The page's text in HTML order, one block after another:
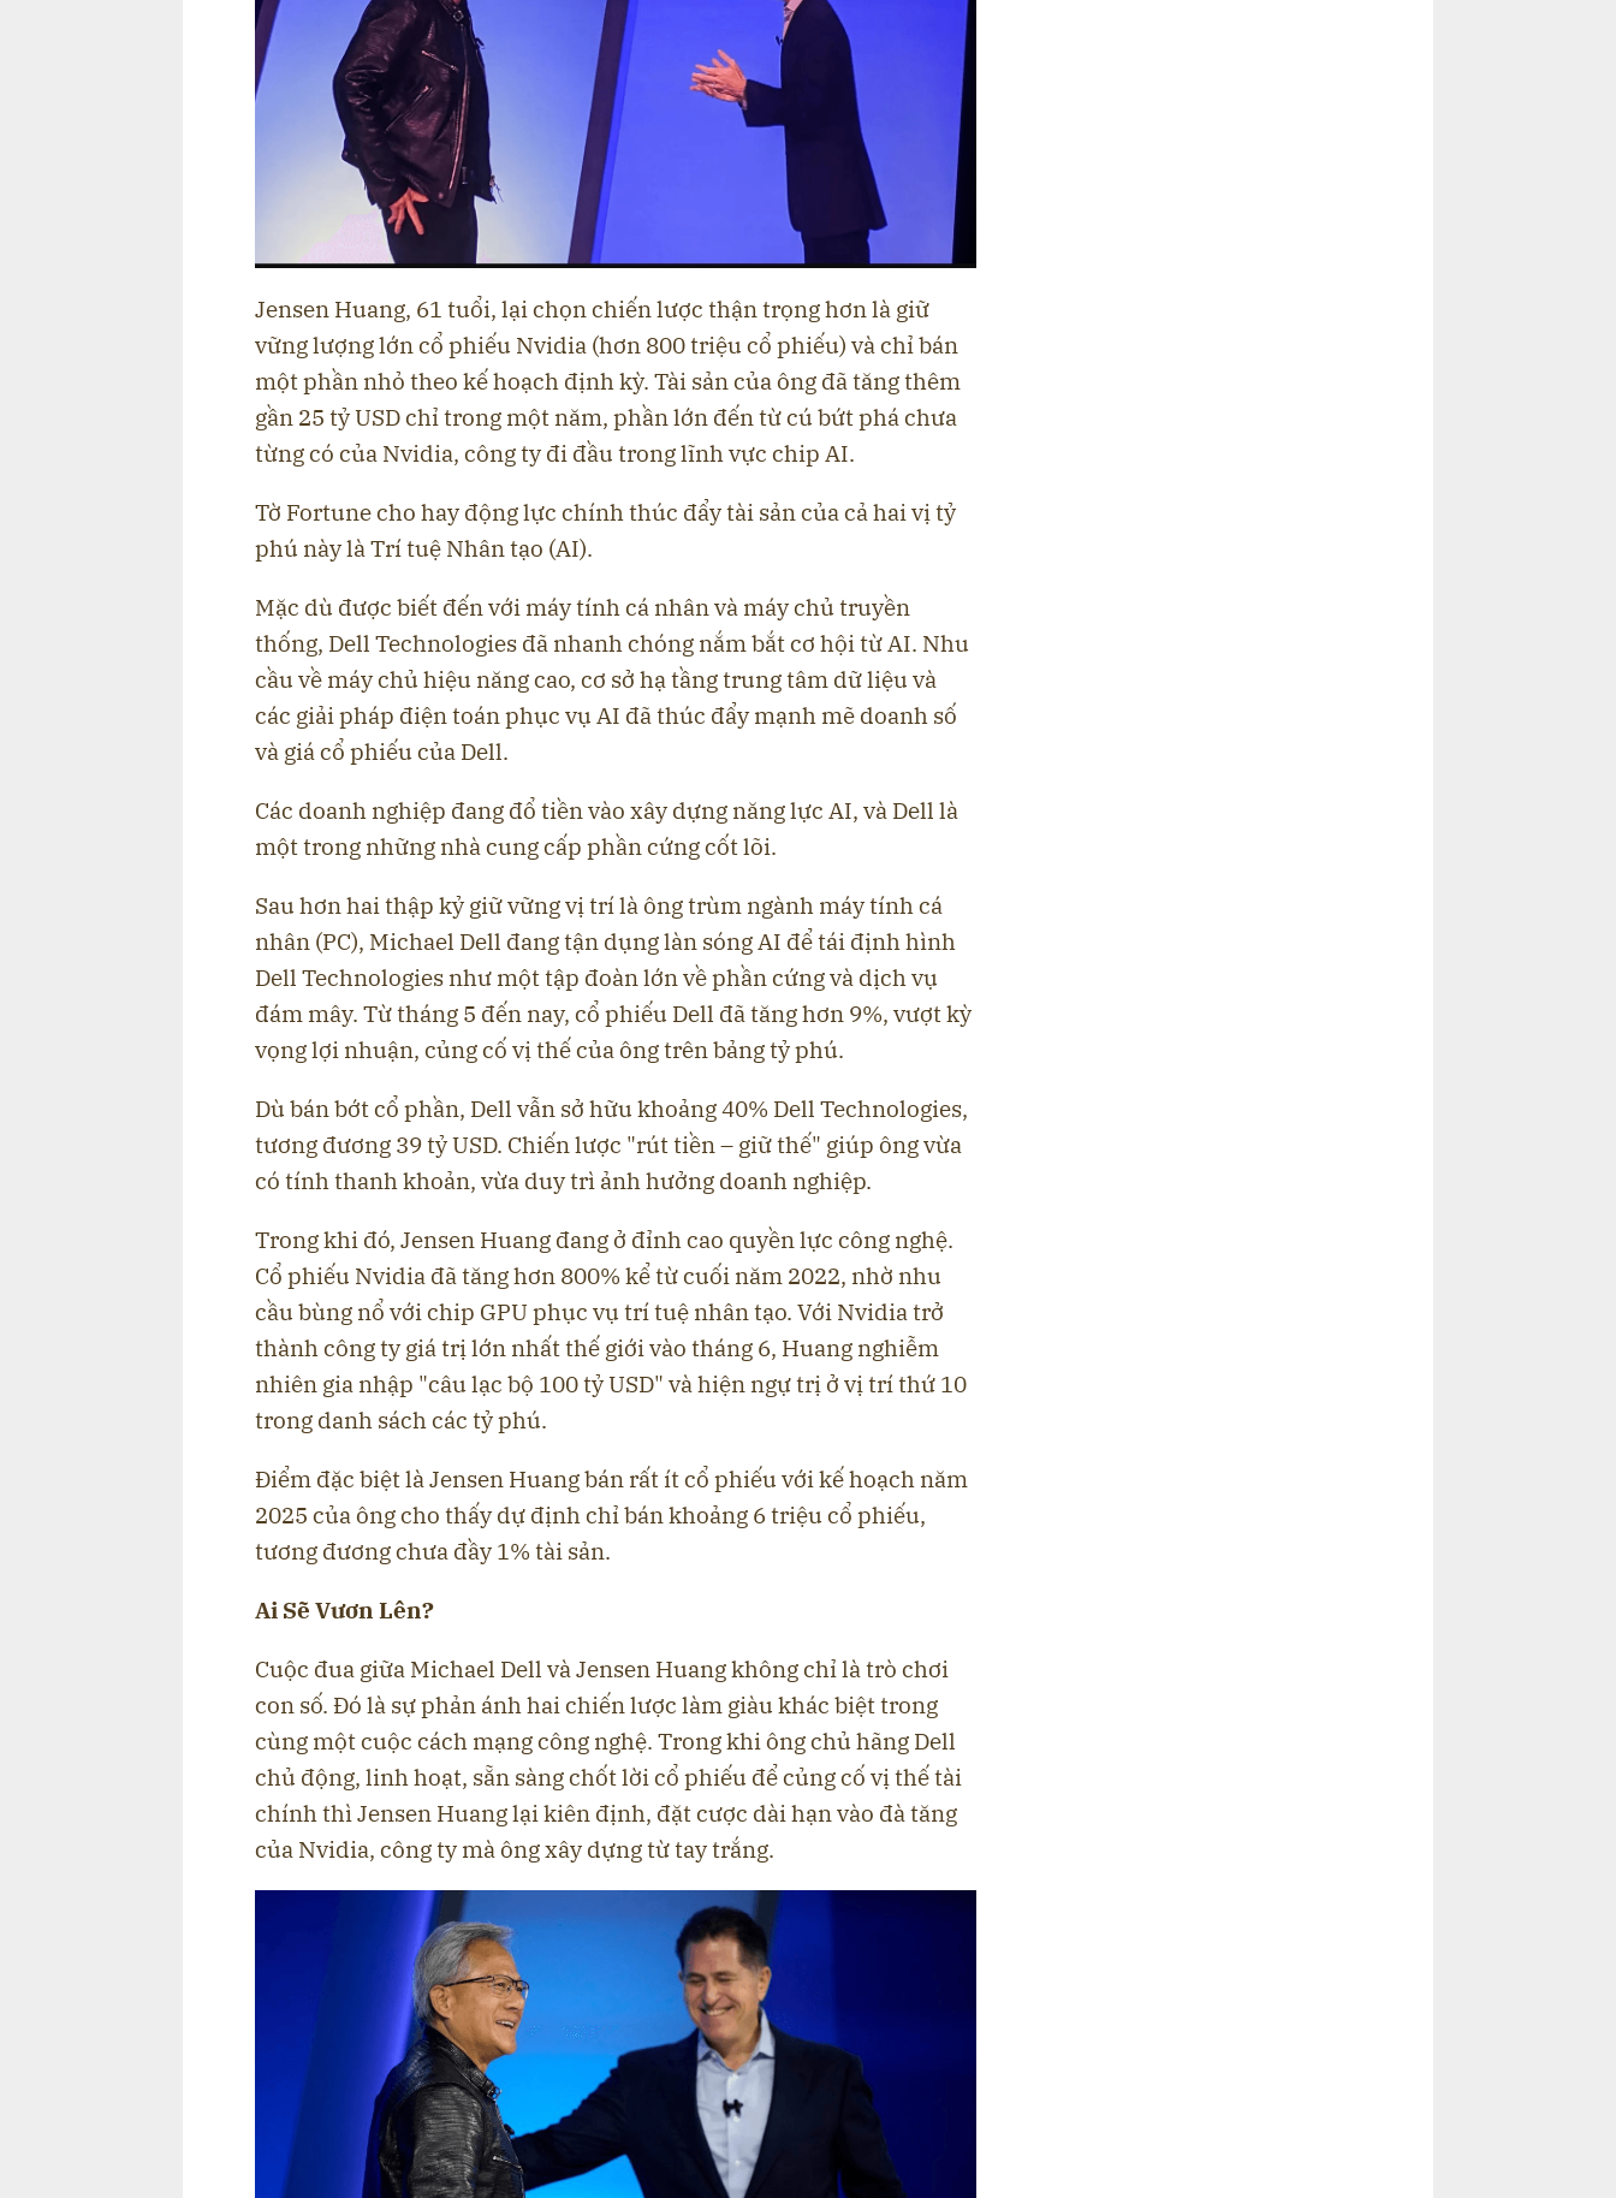
Jensen Huang, 61 tuổi, lại chọn chiến lược thận trọng hơn là giữ
vững lượng lớn cổ phiếu Nvidia (hơn 800 triệu cổ phiếu) và chỉ bán
một phần nhỏ theo kế hoạch định kỳ. Tài sản của ông đã tăng thêm
gần 25 tỷ USD chỉ trong một năm, phần lớn đến từ cú bứt phá chưa
từng có của Nvidia, công ty đi đầu trong lĩnh vực chip AI.
Tờ Fortune cho hay động lực chính thúc đẩy tài sản của cả hai vị tỷ
phú này là Trí tuệ Nhân tạo (AI).
Mặc dù được biết đến với máy tính cá nhân và máy chủ truyền
thống, Dell Technologies đã nhanh chóng nắm bắt cơ hội từ AI. Nhu
cầu về máy chủ hiệu năng cao, cơ sở hạ tầng trung tâm dữ liệu và
các giải pháp điện toán phục vụ AI đã thúc đẩy mạnh mẽ doanh số
và giá cổ phiếu của Dell.
Các doanh nghiệp đang đổ tiền vào xây dựng năng lực AI, và Dell là
một trong những nhà cung cấp phần cứng cốt lõi.
Sau hơn hai thập kỷ giữ vững vị trí là ông trùm ngành máy tính cá
nhân (PC), Michael Dell đang tận dụng làn sóng AI để tái định hình
Dell Technologies như một tập đoàn lớn về phần cứng và dịch vụ
đám mây. Từ tháng 5 đến nay, cổ phiếu Dell đã tăng hơn 9%, vượt kỳ
vọng lợi nhuận, củng cố vị thế của ông trên bảng tỷ phú.
Dù bán bớt cổ phần, Dell vẫn sở hữu khoảng 40% Dell Technologies,
tương đương 39 tỷ USD. Chiến lược "rút tiền – giữ thế" giúp ông vừa
có tính thanh khoản, vừa duy trì ảnh hưởng doanh nghiệp.
Trong khi đó, Jensen Huang đang ở đỉnh cao quyền lực công nghệ.
Cổ phiếu Nvidia đã tăng hơn 800% kể từ cuối năm 2022, nhờ nhu
cầu bùng nổ với chip GPU phục vụ trí tuệ nhân tạo. Với Nvidia trở
thành công ty giá trị lớn nhất thế giới vào tháng 6, Huang nghiễm
nhiên gia nhập "câu lạc bộ 100 tỷ USD" và hiện ngự trị ở vị trí thứ 10
trong danh sách các tỷ phú.
Điểm đặc biệt là Jensen Huang bán rất ít cổ phiếu với kế hoạch năm
2025 của ông cho thấy dự định chỉ bán khoảng 6 triệu cổ phiếu,
tương đương chưa đầy 1% tài sản.
Ai Sẽ Vươn Lên?
Cuộc đua giữa Michael Dell và Jensen Huang không chỉ là trò chơi
con số. Đó là sự phản ánh hai chiến lược làm giàu khác biệt trong
cùng một cuộc cách mạng công nghệ. Trong khi ông chủ hãng Dell
chủ động, linh hoạt, sẵn sàng chốt lời cổ phiếu để củng cố vị thế tài
chính thì Jensen Huang lại kiên định, đặt cược dài hạn vào đà tăng
của Nvidia, công ty mà ông xây dựng từ tay trắng.